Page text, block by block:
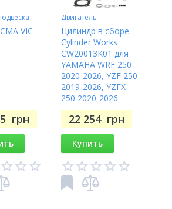
VIC-
грн
Двигатель
Цилиндр в сборе
Cylinder Works
CW20013K01 для
YAMAHA WRF 250
2020-2026, YZF 250
2019-2026, YZFX
250 2020-2026
22 254 грн
Купить